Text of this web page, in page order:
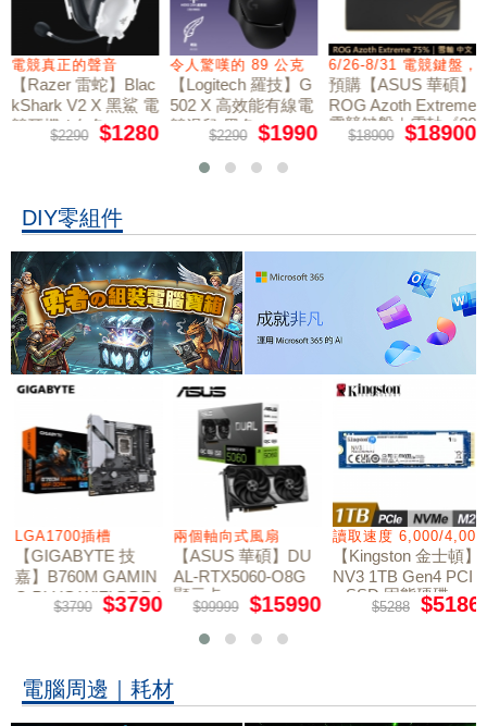
電競真正的聲音
【Razer 雷蛇】Blac
kShark V2 X 黑鯊 電
競耳機 / 白色
$2290 $1280
令人驚嘆的 89 公克
【Logitech 羅技】G
502 X 高效能有線電
競滑鼠 黑色
$2290 $1990
6/26-8/31 電競鍵盤，
預購【ASUS 華碩】
ROG Azoth Extreme
電競鍵盤｜雪軸《20
周年限量版》
$18900 $18900
DIY零組件
LGA1700插槽
【GIGABYTE 技
嘉】B760M GAMIN
G PLUS WIFI DDR4
主機板$3790 $3790
兩個軸向式風扇
【ASUS 華碩】DU
AL-RTX5060-O8G
顯示卡
$99999 $15990
讀取速度 6,000/
【Kingston 金士頓】
NV3 1TB Gen4 PCI
e SSD 固態硬碟
$5288 $5186
電腦周邊｜耗材